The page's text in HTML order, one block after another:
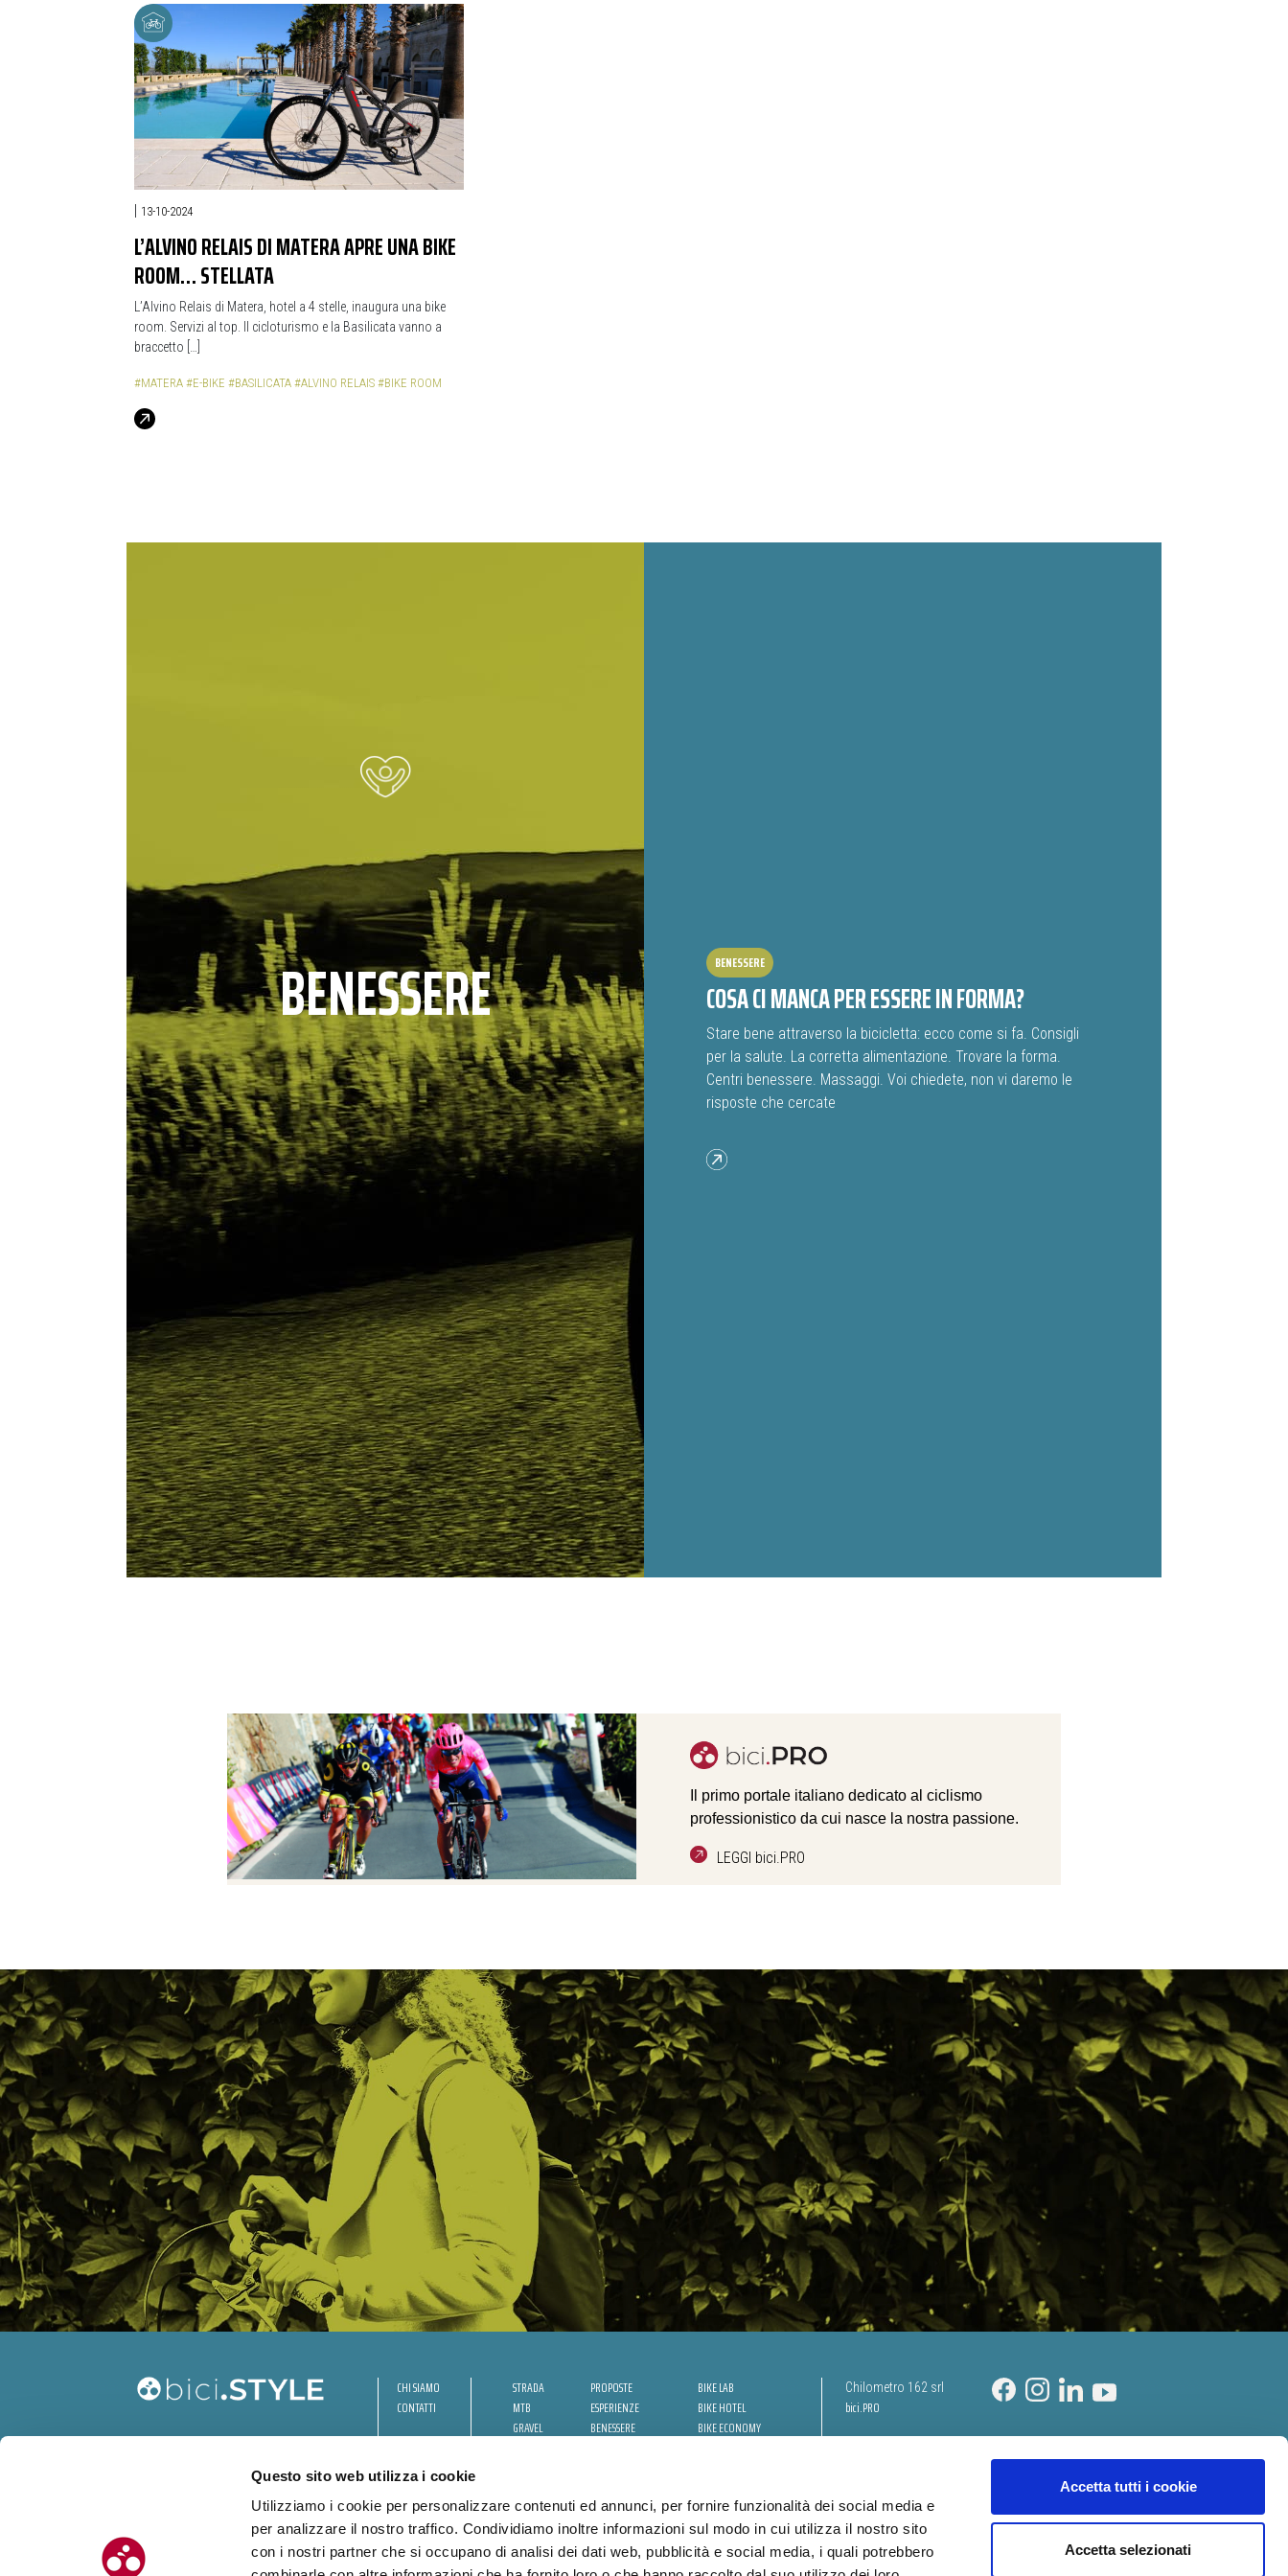
Questo sito web utilizza i cookie
Utilizziamo i cookie per personalizzare contenuti ed annunci, per fornire funzionalità dei social media e
per analizzare il nostro traffico. Condividiamo inoltre informazioni sul modo in cui utilizza il nostro sito
con i nostri partner che si occupano di analisi dei dati web, pubblicità e social media, i quali potrebbero
Accetta tutti i cookie
Accetta selezionati
| 13-10-2024
L’ALVINO RELAIS DI MATERA APRE UNA BIKE
ROOM… STELLATA
L’Alvino Relais di Matera, hotel a 4 stelle, inaugura una bike
room. Servizi al top. Il cicloturismo e la Basilicata vanno a
braccetto […]
#MATERA #E-BIKE #BASILICATA #ALVINO RELAIS #BIKE ROOM
BENESSERE BENESSERE
COSA CI MANCA PER ESSERE IN FORMA?
Stare bene attraverso la bicicletta: ecco come si fa. Consigli
per la salute. La corretta alimentazione. Trovare la forma.
Centri benessere. Massaggi. Voi chiedete, non vi daremo le
risposte che cercate
Il primo portale italiano dedicato al ciclismo
professionistico da cui nasce la nostra passione.
LEGGI bici.PRO
CHI SIAMO
CONTATTI
STRADA
MTB
GRAVEL
PROPOSTE
ESPERIENZE
BENESSERE
BIKE LAB
BIKE HOTEL
BIKE ECONOMY
Chilometro 162 srl
bici.PRO
© Chilometro 162 srl – P.I. 04522410408 – Via Soardi 5, 47921 – Rimini (RN)
Realizzato da SUNTIMES
Cookie Policy Privacy Policy